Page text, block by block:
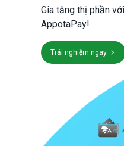
Gia tăng thị phần
AppotaPay!
Trải nghiệm ngay